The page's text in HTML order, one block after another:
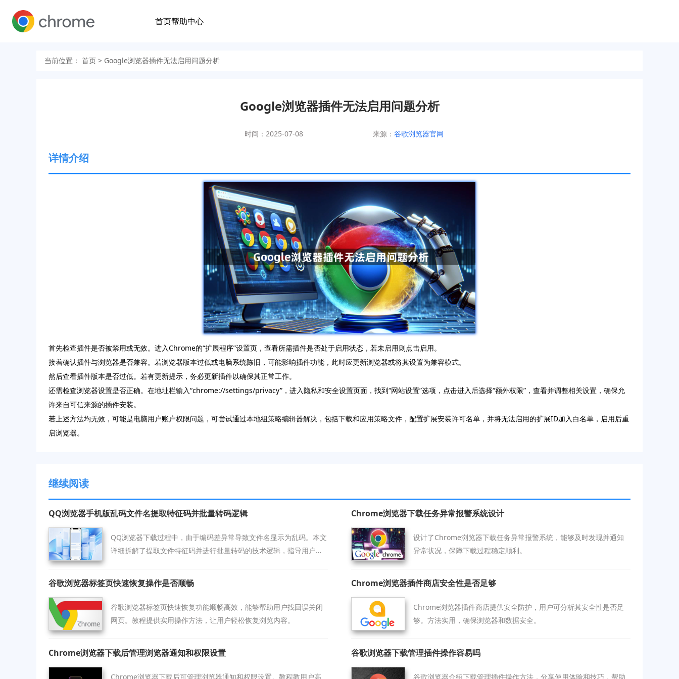
首页帮助中心
当前位置： 首页 > Google浏览器插件无法启用问题分析
Google浏览器插件无法启用问题分析
时间：2025-07-08 来源： 谷歌浏览器官网
详情介绍
首先检查插件是否被禁用或无效。进入Chrome的“扩展程序”设置页，查看所需插件是否处于启用状态，若未启用则点击启用。
接着确认插件与浏览器是否兼容。若浏览器版本过低或电脑系统陈旧，可能影响插件功能，此时应更新浏览器或将其设置为兼容模式。
然后查看插件版本是否过低。若有更新提示，务必更新插件以确保其正常工作。
还需检查浏览器设置是否正确。在地址栏输入“chrome://settings/privacy”，进入隐私和安全设置页面，找到“网站设置”选项，点击进入后选择“额外权限”，查看并调整相关设置，确保允
许来自可信来源的插件安装。
若上述方法均无效，可能是电脑用户账户权限问题，可尝试通过本地组策略编辑器解决，包括下载和应用策略文件，配置扩展安装许可名单，并将无法启用的扩展ID加入白名单，启用后重
启浏览器。
继续阅读
QQ浏览器手机版乱码文件名提取特征码并批量转码逻辑
QQ浏览器下载过程中，由于编码差异常导致文件名显示为乱码。本文
详细拆解了提取文件特征码并进行批量转码的技术逻辑，指导用户通
与便捷查找。
Chrome浏览器下载任务异常报警系统设计
设计了Chrome浏览器下载任务异常报警系统，能够及时发现并通知
异常状况，保障下载过程稳定顺利。
谷歌浏览器标签页快速恢复操作是否顺畅
谷歌浏览器标签页快速恢复功能顺畅高效，能够帮助用户找回误关闭
网页。教程提供实用操作方法，让用户轻松恢复浏览内容。
Chrome浏览器插件商店安全性是否足够
Chrome浏览器插件商店提供安全防护，用户可分析其安全性是否足
够。方法实用，确保浏览器和数据安全。
Chrome浏览器下载后管理浏览器通知和权限设置
Chrome浏览器下载后可管理浏览器通知和权限设置。教程教用户高
谷歌浏览器下载管理插件操作容易吗
谷歌浏览器介绍下载管理插件操作方法，分享使用体验和技巧，帮助